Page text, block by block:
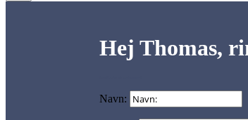
Hej Thomas,
Navn: